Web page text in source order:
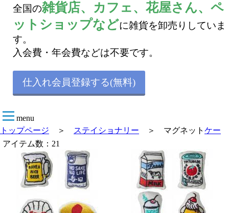
全国の雑貨店、カフェ、花屋さん、ペ
ットショップなどに雑貨を卸売りしていま
す。
入会費・年会費などは不要です。
仕入れ会員登録する(無料)
menu
トップページ ＞ ステイショナリー ＞ マグネット
アイテム数：21
ケー